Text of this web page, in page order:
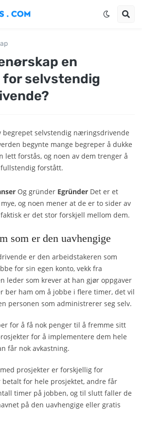
en
selvstendig
begrepet selvstendig næringsdrivende
begynte mange begreper å dukke
lett forstås, og noen av dem trenger å
forstått.
Og gründer Egründer Det er et
og noen mener at de er to sider av
er det stor forskjell mellom dem.
som er den uavhengige
er den arbeidstakeren som
for sin egen konto, vekk fra
leder som krever at han gjør oppgaver
ber ham om å jobbe i flere timer, det vil
personen som administrerer seg selv.
for å få nok penger til å fremme sitt
for å implementere dem hele
får nok avkastning.
prosjekter er forskjellig for
betalt for hele prosjektet, andre får
timer på jobben, og til slutt faller de
på den uavhengige eller gratis